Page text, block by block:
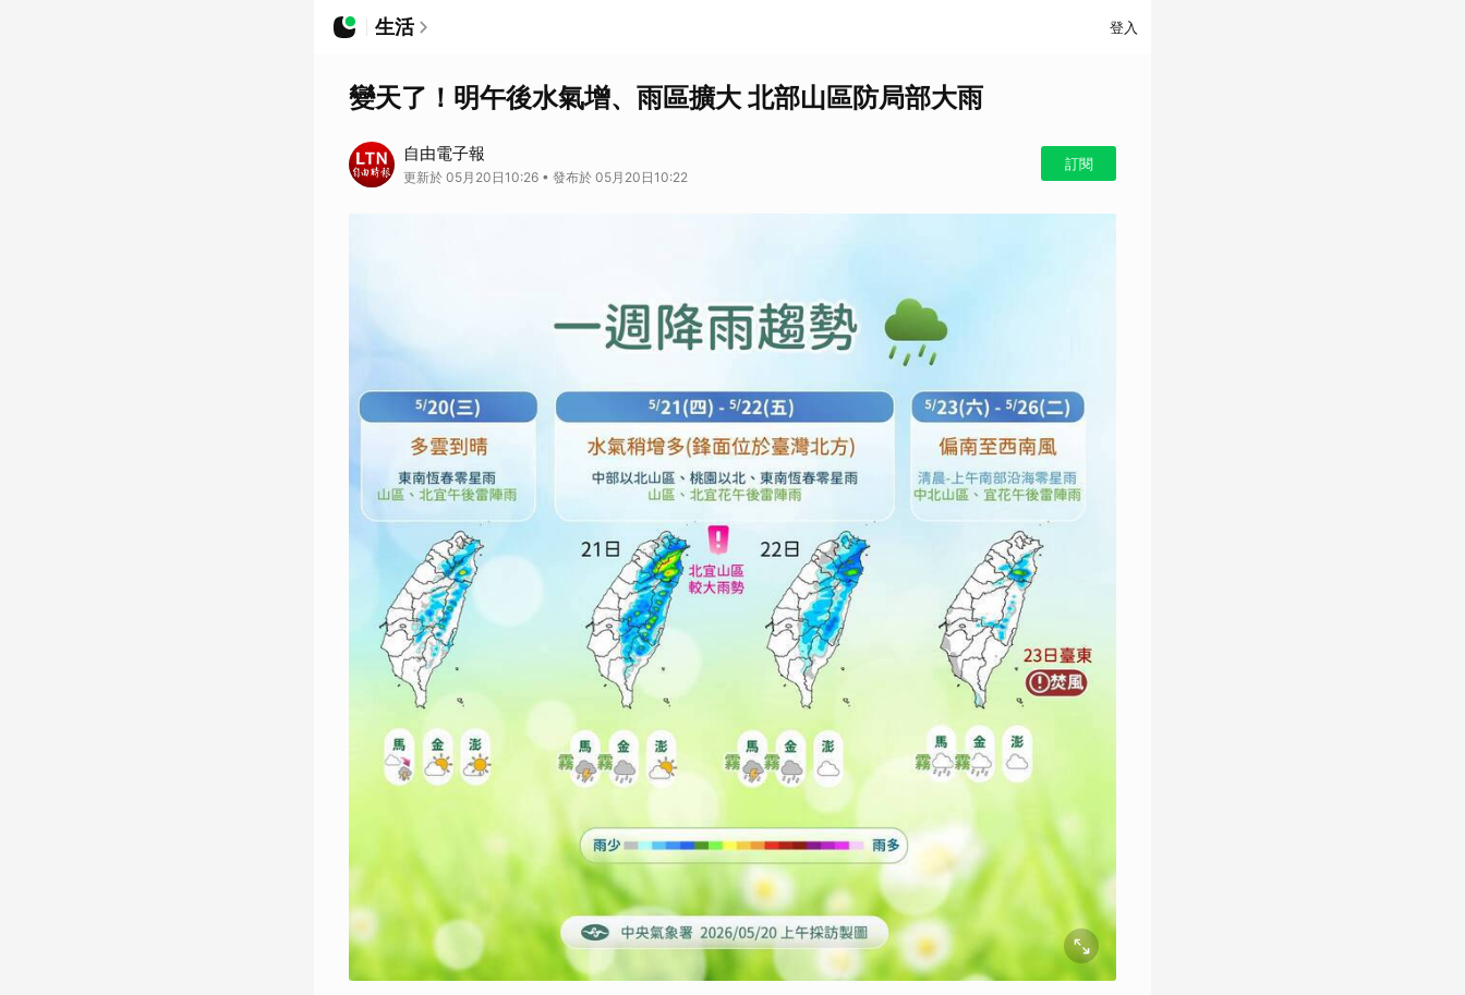
生活 登入
變天了！明午後水氣增、雨區擴大 北部山區防局部大雨
自由電子報
更新於 05月20日10:26 • 發布於 05月20日10:22
訂閱